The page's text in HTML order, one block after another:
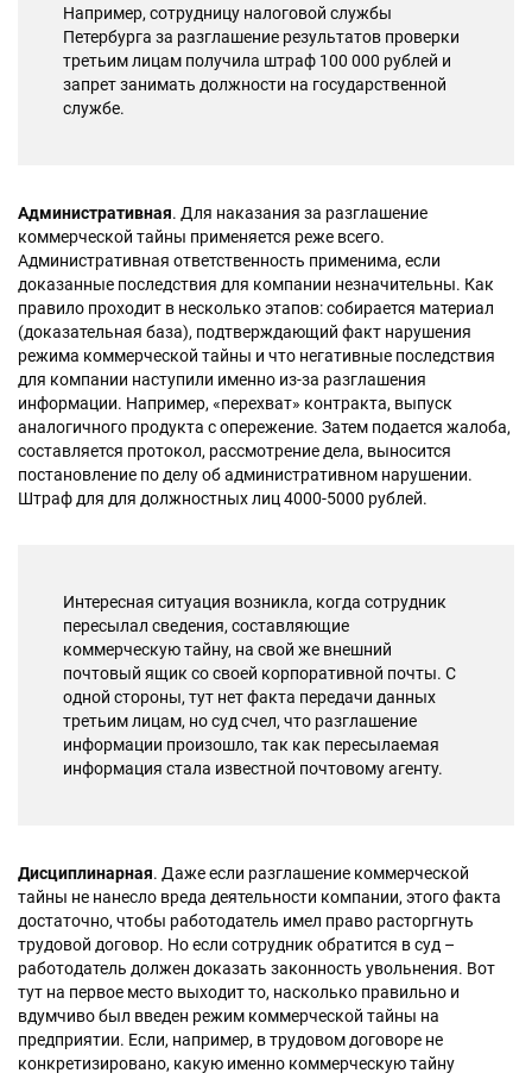
Например, сотрудницу налоговой службы
Петербурга за разглашение результатов проверки
третьим лицам получила штраф 100 000 рублей и
запрет занимать должности на государственной
службе.
Административная. Для наказания за разглашение
коммерческой тайны применяется реже всего.
Административная ответственность применима, если
доказанные последствия для компании незначительны. Как
правило проходит в несколько этапов: собирается материал
(доказательная база), подтверждающий факт нарушения
режима коммерческой тайны и что негативные последствия
для компании наступили именно из-за разглашения
информации. Например, «перехват» контракта, выпуск
аналогичного продукта с опережение. Затем подается жалоба,
составляется протокол, рассмотрение дела, выносится
постановление по делу об административном нарушении.
Штраф для для должностных лиц 4000-5000 рублей.
Интересная ситуация возникла, когда сотрудник
пересылал сведения, составляющие
коммерческую тайну, на свой же внешний
почтовый ящик со своей корпоративной почты. С
одной стороны, тут нет факта передачи данных
третьим лицам, но суд счел, что разглашение
информации произошло, так как пересылаемая
информация стала известной почтовому агенту.
Дисциплинарная. Даже если разглашение коммерческой
тайны не нанесло вреда деятельности компании, этого факта
достаточно, чтобы работодатель имел право расторгнуть
трудовой договор. Но если сотрудник обратится в суд –
работодатель должен доказать законность увольнения. Вот
тут на первое место выходит то, насколько правильно и
вдумчиво был введен режим коммерческой тайны на
предприятии. Если, например, в трудовом договоре не
конкретизировано, какую именно коммерческую тайну